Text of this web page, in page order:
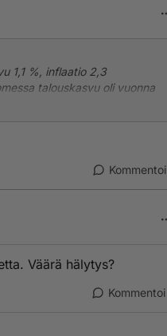
1,1 %, inflaatio 2,3
talouskasvu oli vuonna
Kommentoi
Väärä hälytys?
Kommentoi